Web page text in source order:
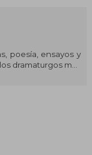
poesía, ensayos y
dramaturgos más
obras han sido